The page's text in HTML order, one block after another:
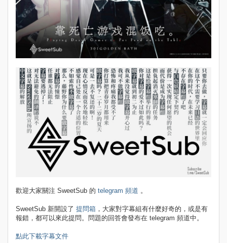
歡迎大家關注 SweetSub 的 telegram 頻道 。
SweetSub 新開設了 提問箱 ，大家對字幕組有什麼好奇的，或是有
報錯，都可以來此提問。問題的回答會發布在 telegram 頻道中。
點此下載字幕文件